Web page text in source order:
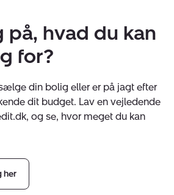
på, hvad du kan
for?
din bolig eller er på jagt efter
dit budget. Lav en vejledende
og se, hvor meget du kan
her